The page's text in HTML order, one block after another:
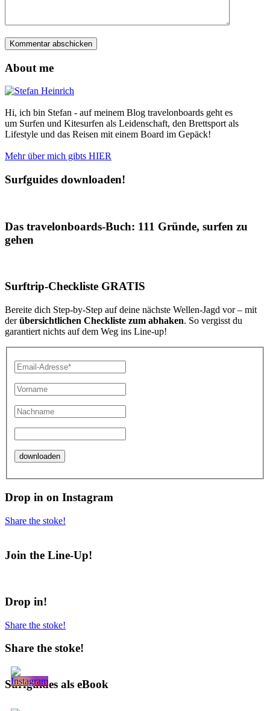
About me
Hi, ich bin Stefan - auf meinem Blog travelonboards geht es
um Surfen und Kitesurfen als Leidenschaft, den Brettsport als
Lifestyle und das Reisen mit einem Board im Gepäck!
Mehr über mich gibts HIER
Surfguides downloaden!
Das travelonboards-Buch: 111 Gründe, surfen zu
gehen
Surftrip-Checkliste GRATIS
Bereite dich Step-by-Step auf deine nächste Wellen-Jagd vor – mit
derübersichtlichen Checkliste zum abhaken. So vergisst du
garantiert nichts auf dem Weg ins Line-up!
Drop in on Instagram
Share the stoke!
Join the Line-Up!
Drop in!
Share the stoke!
Share the stoke!
Surfguides als eBook